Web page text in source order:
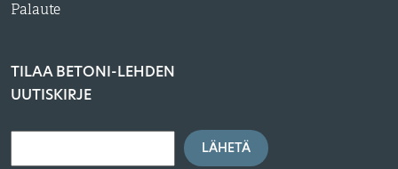
Palaute
TILAA BETONI-LEHDEN
UUTISKIRJE
LÄHETÄ